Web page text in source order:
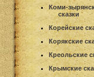
Коми-
сказки
Корейские
Корякские
Креольские
Крымские